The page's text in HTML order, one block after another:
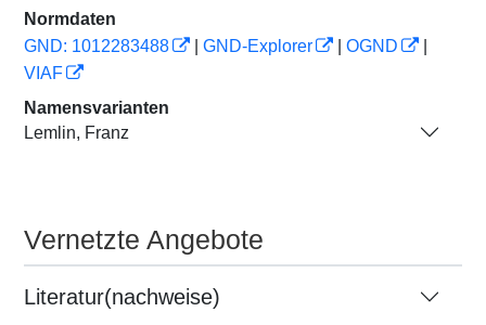
Normdaten
GND: 1012283488
GND-Explorer OGND
VIAF
Namensvarianten
Lemlin, Franz
Vernetzte Angebote
Literatur(nachweise)